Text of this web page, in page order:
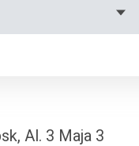
Al. 3 Maja 3